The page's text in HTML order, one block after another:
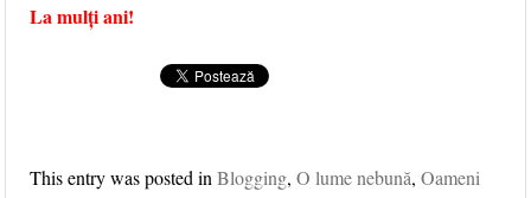
La mulți ani!
This entry was posted inBlogging,O lume nebună,Oameni